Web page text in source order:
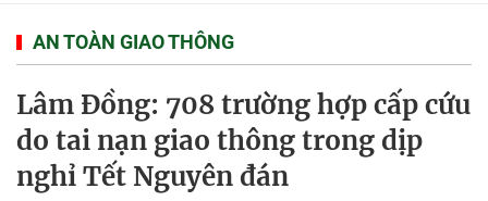
AN TOÀN GIAO THÔNG
Lâm Đồng: 708 trường hợp cấp cứu
do tai nạn giao thông trong dịp
nghỉ Tết Nguyên đán